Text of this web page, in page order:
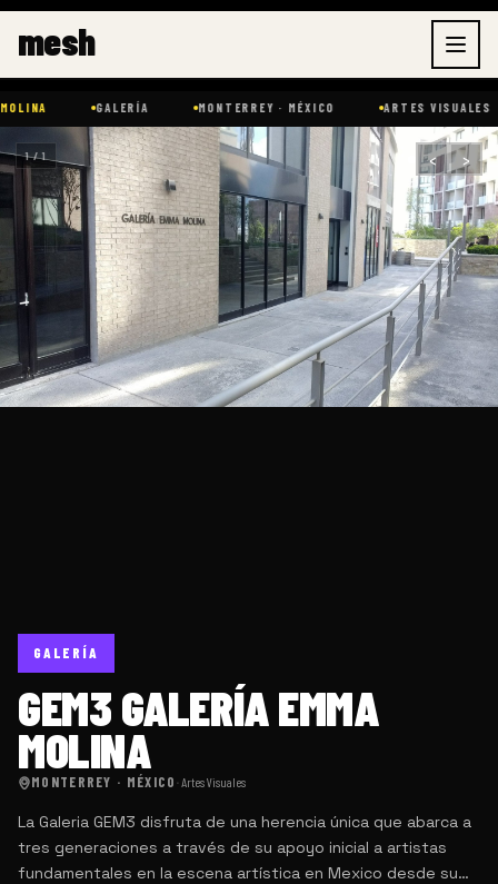
Ir
mesh
GALERÍA MONTERREY · MÉXICO ARTES VISUALES
GALERÍA
GEM3 GALERÍA EMMA
MOLINA
MONTERREY · MÉXICO·Artes Visuales
La Galeria GEM3 disfruta de una herencia única que abarca a
tres generaciones a través de su apoyo inicial a artistas
fundamentales en la escena artística en Mexico desde su
1 / 1 ‹ ›